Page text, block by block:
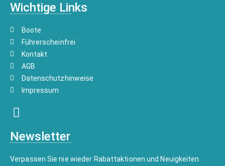
Wichtige Links
Boote
Führerscheinfrei
Kontakt
AGB
Datenschutzhinweise
Impressum
Newsletter
Verpassen Sie nie wieder Rabattaktionen und Neuigkeiten.